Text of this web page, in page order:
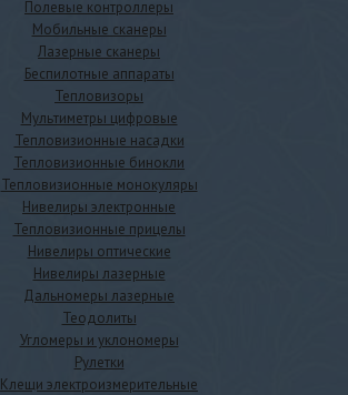
Полевые контроллеры
Мобильные сканеры
Лазерные сканеры
Беспилотные аппараты
Тепловизоры
Мультиметры цифровые
Тепловизионные насадки
Тепловизионные бинокли
Тепловизионные монокуляры
Нивелиры электронные
Тепловизионные прицелы
Нивелиры оптические
Нивелиры лазерные
Дальномеры лазерные
Теодолиты
Угломеры и уклономеры
Рулетки
Клещи электроизмерительные